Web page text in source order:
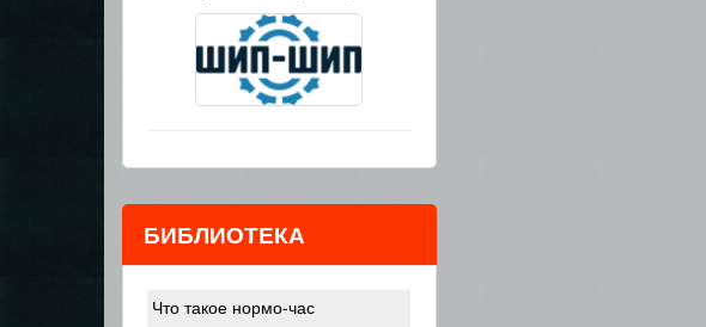
БИБЛИОТЕКА
Что такое нормо-час